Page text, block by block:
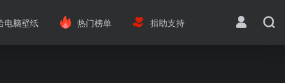
电脑壁纸 热门榜单 捐助支持